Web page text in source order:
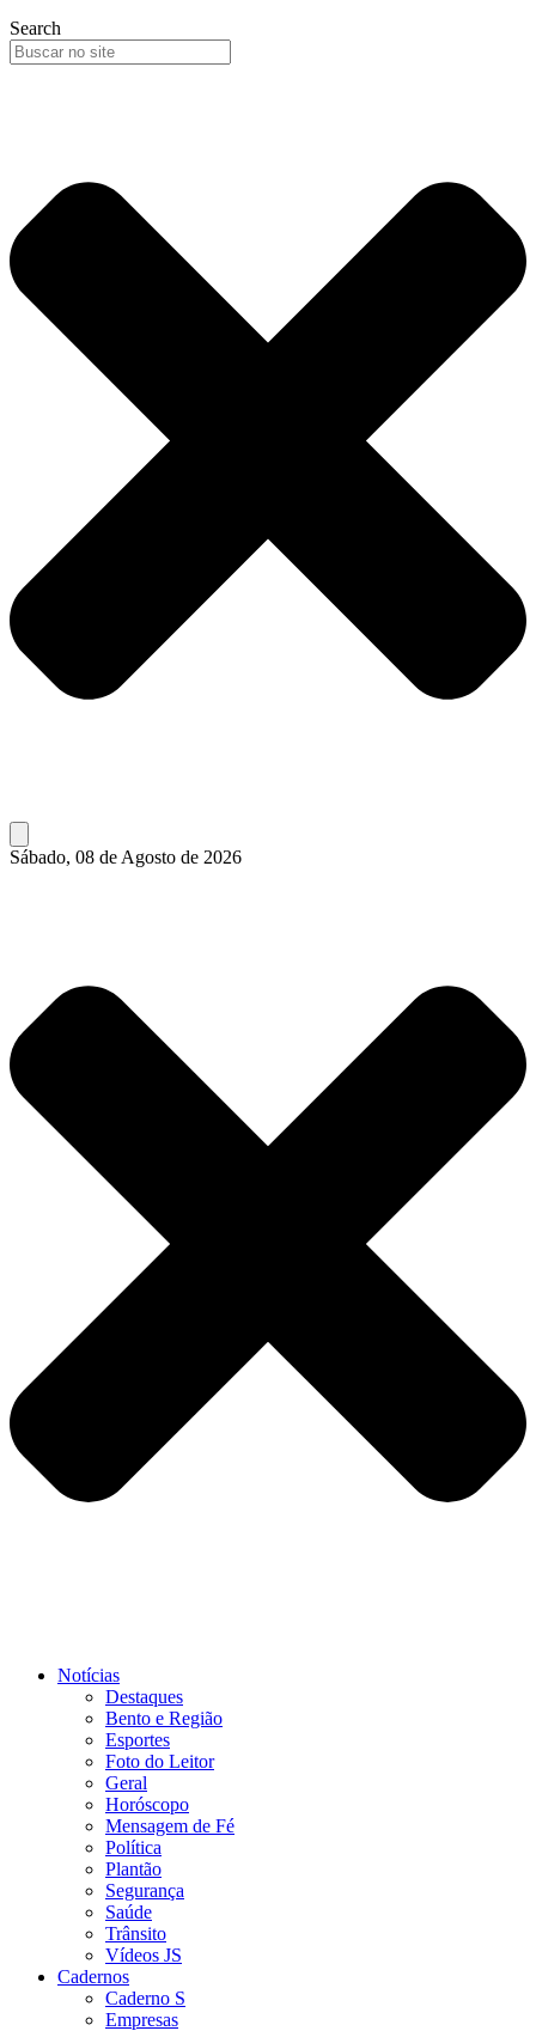
Search
Sábado, 08 de Agosto de 2026
Notícias
Destaques
Bento e Região
Esportes
Foto do Leitor
Geral
Horóscopo
Mensagem de Fé
Política
Plantão
Segurança
Saúde
Trânsito
Vídeos JS
Cadernos
Caderno S
Empresas